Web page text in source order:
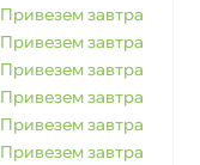
Привезем завтра
Привезем завтра
Привезем завтра
Привезем завтра
Привезем завтра
Привезем завтра